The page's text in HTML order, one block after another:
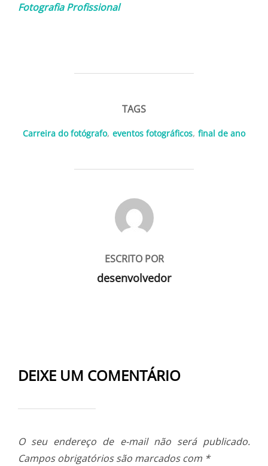
Fotografia Profissional
TAGS
Carreira do fotógrafo, eventos fotográficos, final de ano
AUTOR DO POST
ESCRITO POR
desenvolvedor
DEIXE UM COMENTÁRIO
O seu endereço de e-mail não será publicado.
Campos obrigatórios são marcados com *